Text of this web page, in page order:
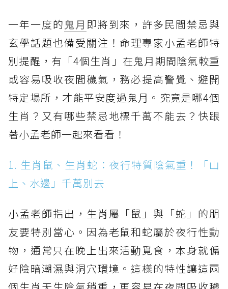
一年一度的鬼月 即將到來，許多民間禁忌與
玄學話題也備受關注！命理專家小孟老師特
別提醒，有「4個生肖」在鬼月期間陰氣較重
或容易吸收夜間穢氣，務必提高警覺、避開
特定場所，才能平安度過鬼月。究竟是哪4個
生肖？又有哪些禁忌地標千萬不能去？快跟
著小孟老師一起來看看！
1. 生肖鼠、生肖蛇：夜行特質陰氣重！「山
上、水邊」千萬別去
小孟老師指出，生肖屬「鼠」與「蛇」的朋
友要特別當心。因為老鼠和蛇屬於夜行性動
物，通常只在晚上出來活動覓食，本身就偏
好陰暗潮濕與洞穴環境。這樣的特性讓這兩